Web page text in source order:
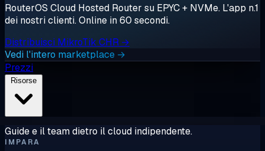
RouterOS Cloud Hosted Router su EPYC + NVMe. L'app n.1
dei nostri clienti. Online in 60 secondi.
Distribuisci MikroTik CHR →
Vedi l'intero marketplace →
Prezzi
Guide e il team dietro il cloud indipendente.
IMPARA